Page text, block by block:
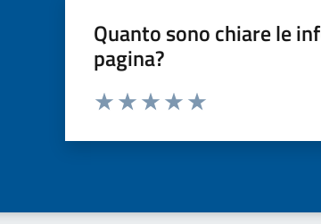
Quanto sono chiare le
pagina?
Valuta da 1 a 5 stelle la pagina